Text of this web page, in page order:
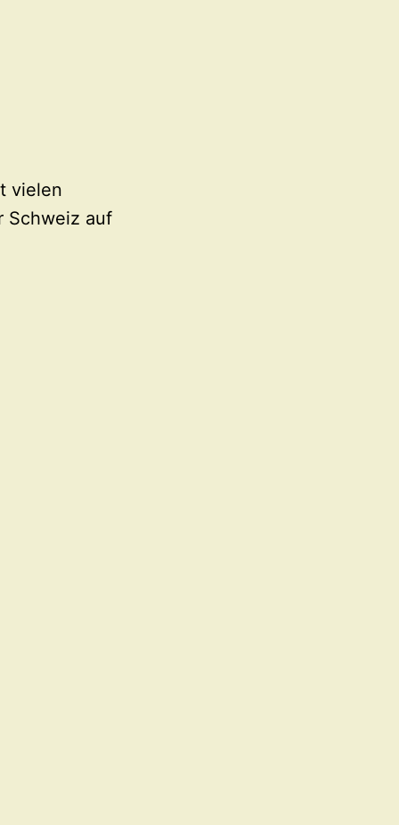
vielen
Schweiz auf